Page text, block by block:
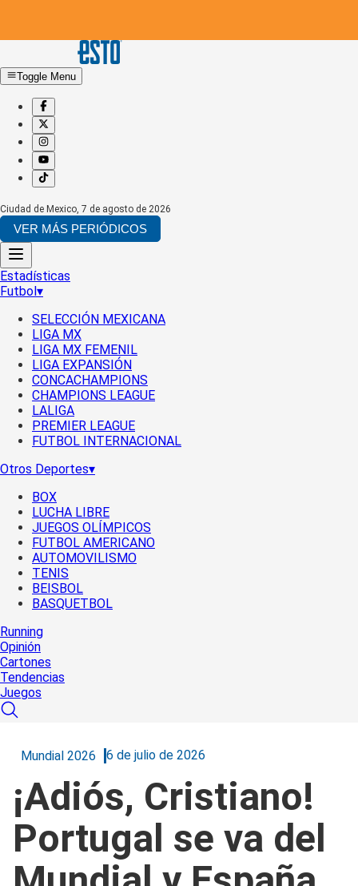
Toggle Menu
Ciudad de Mexico, 7 de agosto de 2026
VER MÁS PERIÓDICOS
Estadísticas
Futbol▾
SELECCIÓN MEXICANA
LIGA MX
LIGA MX FEMENIL
LIGA EXPANSIÓN
CONCACHAMPIONS
CHAMPIONS LEAGUE
LALIGA
PREMIER LEAGUE
FUTBOL INTERNACIONAL
Otros Deportes▾
BOX
LUCHA LIBRE
JUEGOS OLÍMPICOS
FUTBOL AMERICANO
AUTOMOVILISMO
TENIS
BEISBOL
BASQUETBOL
Running
Opinión
Cartones
Tendencias
Juegos
Mundial 2026 6 de julio de 2026
¡Adiós, Cristiano!
Portugal se va del